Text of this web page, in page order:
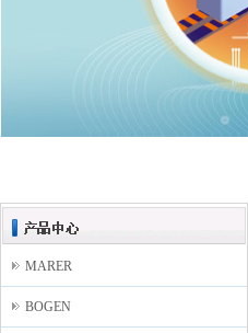
MARER
BOGEN